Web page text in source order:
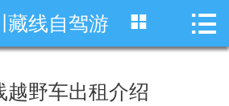
 首页
藏线自驾游  
越野车出租介绍